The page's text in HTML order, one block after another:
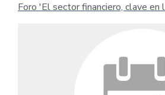
Foro 'El sector financiero, clave en